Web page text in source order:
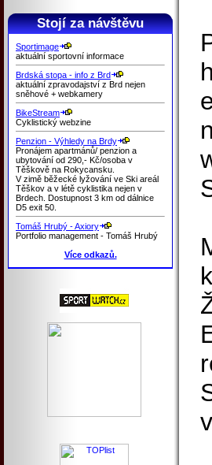
Stojí za návštěvu
Sportimage
aktuální sportovní informace
Brdská stopa - info z Brd
aktuální zpravodajství z Brd nejen
sněhové + webkamery
BikeStream
Cyklistický webzine
Penzion - Výhledy na Brdy
Pronájem apartmánů/ penzion a
ubytování od 290,- Kč/osoba v
Těškově na Rokycansku.
V zimě běžecké lyžování ve Ski areál
Těškov a v létě cyklistika nejen v
Brdech. Dostupnost 3 km od dálnice
D5 exit 50.
Tomáš Hrubý - Axiory
Portfolio management - Tomáš Hrubý
Více odkazů.